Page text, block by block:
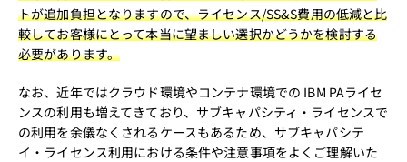
トが追加負担となりますので、ライセンス/SS&S費用の低減と比
較してお客様にとって本当に望ましい選択かどうかを検討する
必要があります。
なお、近年ではクラウド環境やコンテナ環境での IBM PAライセ
ンスの利用も増えてきており、サブキャパシティ・ライセンスで
の利用を余儀なくされるケースもあるため、サブキャパシテ
イ・ライセンス利用における条件や注意事項をよくご理解いた